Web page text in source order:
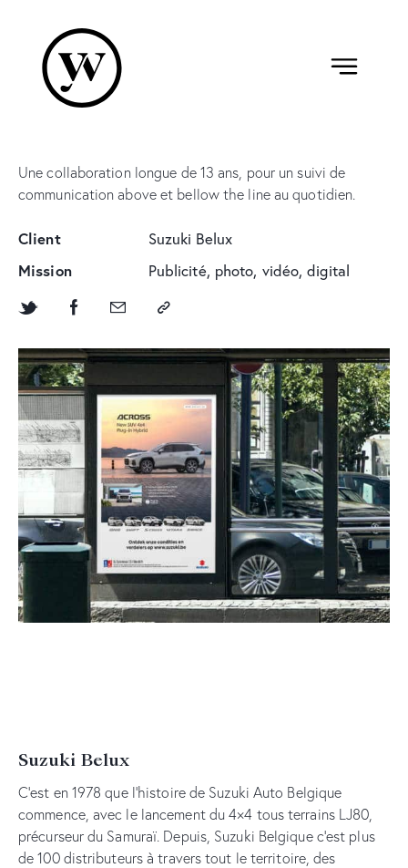
Suzuki Belux
C’est en 1978 que l’histoire de Suzuki Auto Belgique
commence, avec le lancement du 4×4 tous terrains LJ80,
précurseur du Samuraï. Depuis, Suzuki Belgique c’est plus
de 100 distributeurs à travers tout le territoire, des
Une collaboration longue de 13 ans, pour un suivi de
communication above et bellow the line au quotidien.
Client Suzuki Belux
Mission Publicité, photo, vidéo, digital
ACCÈS YELLOWERS